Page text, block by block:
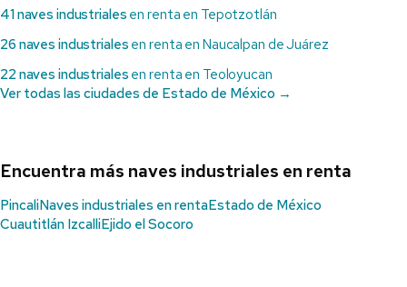
41 naves industriales en renta en Tepotzotlán
26 naves industriales en renta en Naucalpan de Juárez
22 naves industriales en renta en Teoloyucan
Ver todas las ciudades de Estado de México →
Encuentra más naves industriales en renta
PincaliNaves industriales en rentaEstado de México
Cuautitlán IzcalliEjido el Socoro